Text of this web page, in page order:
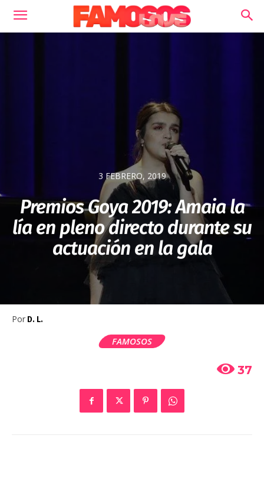
3 FEBRERO, 2019
Premios Goya 2019: Amaia la
lía en pleno directo durante su
actuación en la gala
Por D. L.
FAMOSOS
37